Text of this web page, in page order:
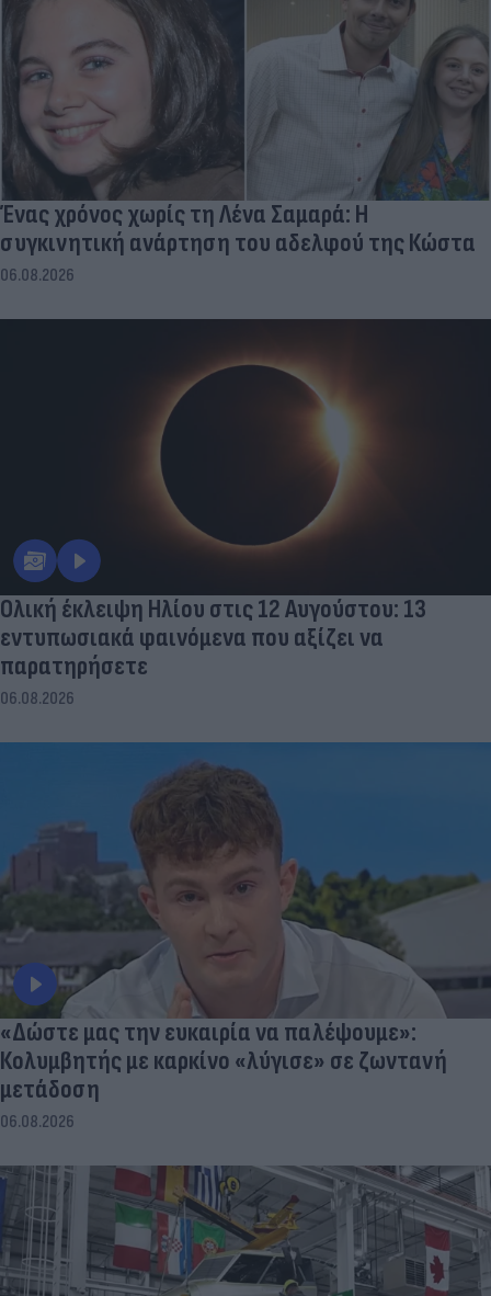
Ένας χρόνος χωρίς τη Λένα Σαμαρά: Η
συγκινητική ανάρτηση του αδελφού της Κώστα
06.08.2026
Ολική έκλειψη Ηλίου στις 12 Αυγούστου: 13
εντυπωσιακά φαινόμενα που αξίζει να
παρατηρήσετε
06.08.2026
«Δώστε μας την ευκαιρία να παλέψουμε»:
Κολυμβητής με καρκίνο «λύγισε» σε ζωντανή
μετάδοση
06.08.2026